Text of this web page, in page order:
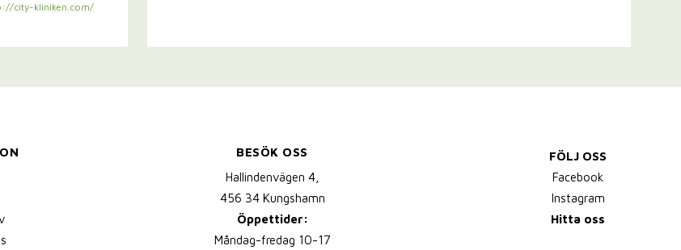
city-kliniken.com/
BESÖK OSS
Hallindenvägen 4,
456 34 Kungshamn
Öppettider:
Måndag-fredag 10-17
FÖLJ OSS
Facebook
Instagram
Hitta oss